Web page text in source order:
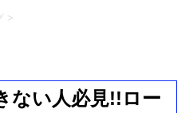
>
ない人必見!!ロー